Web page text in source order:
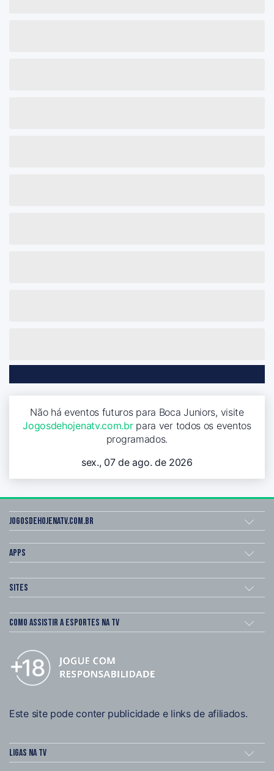
Não há eventos futuros para Boca Juniors, visite
Jogosdehojenatv.com.brpara ver todos os eventos
programados.
sex., 07 de ago. de 2026
Jogosdehojenatv.com.br
Apps
Sites
Como assistir a esportes na TV
Este site pode conter publicidade e links de afiliados.
Ligas na TV